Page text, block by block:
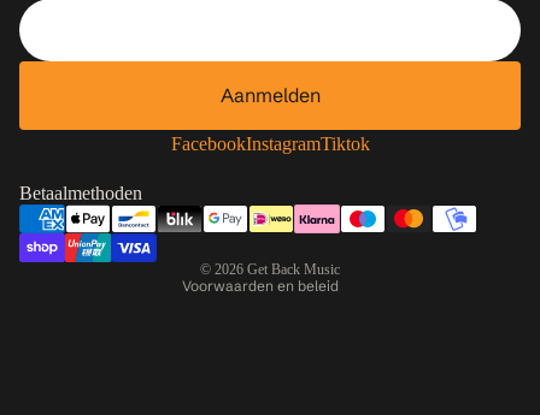
Aanmelden
FacebookInstagramTiktok
Betaalmethoden
© 2026 Get Back Music
Voorwaarden en beleid
Privacybeleid
Algemene voorwaarden
Verzendbeleid